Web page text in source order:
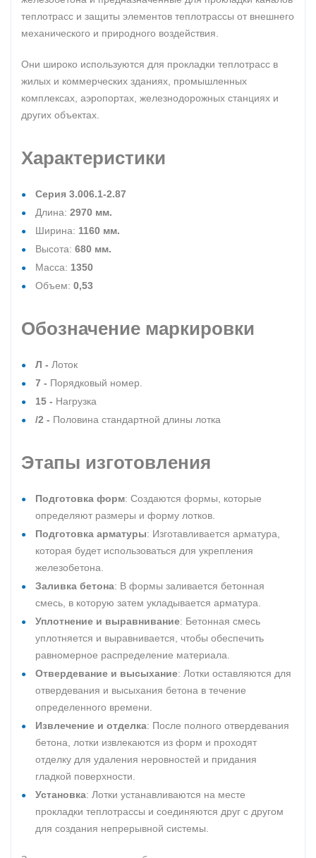
теплотрасс и защиты элементов теплотрассы от внешнего
механического и природного воздействия.
Они широко используются для прокладки теплотрасс в
жилых и коммерческих зданиях, промышленных
комплексах, аэропортах, железнодорожных станциях и
других объектах.
Характеристики
Серия 3.006.1-2.87
Длина: 2970 мм.
Ширина: 1160 мм.
Высота: 680 мм.
Масса: 1350
Объем: 0,53
Обозначение маркировки
Л - Лоток
7 - Порядковый номер.
15 - Нагрузка
/2 - Половина стандартной длины лотка
Этапы изготовления
Подготовка форм: Создаются формы, которые
определяют размеры и форму лотков.
Подготовка арматуры: Изготавливается арматура,
которая будет использоваться для укрепления
железобетона.
Заливка бетона: В формы заливается бетонная
смесь, в которую затем укладывается арматура.
Уплотнение и выравнивание: Бетонная смесь
уплотняется и выравнивается, чтобы обеспечить
равномерное распределение материала.
Отвердевание и высыхание: Лотки оставляются для
отвердевания и высыхания бетона в течение
определенного времени.
Извлечение и отделка: После полного отвердевания
бетона, лотки извлекаются из форм и проходят
отделку для удаления неровностей и придания
гладкой поверхности.
Установка: Лотки устанавливаются на месте
прокладки теплотрассы и соединяются друг с другом
для создания непрерывной системы.